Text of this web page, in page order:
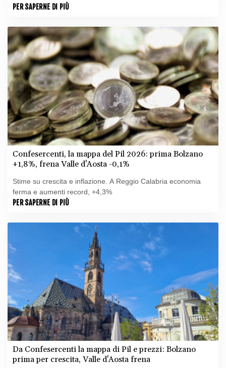
PER SAPERNE DI PIÙ
Confesercenti, la mappa del Pil 2026: prima Bolzano
+1,8%, frena Valle d'Aosta -0,1%
Stime su crescita e inflazione. A Reggio Calabria economia
ferma e aumenti record, +4,3%
PER SAPERNE DI PIÙ
Da Confesercenti la mappa di Pil e prezzi: Bolzano
prima per crescita, Valle d'Aosta frena